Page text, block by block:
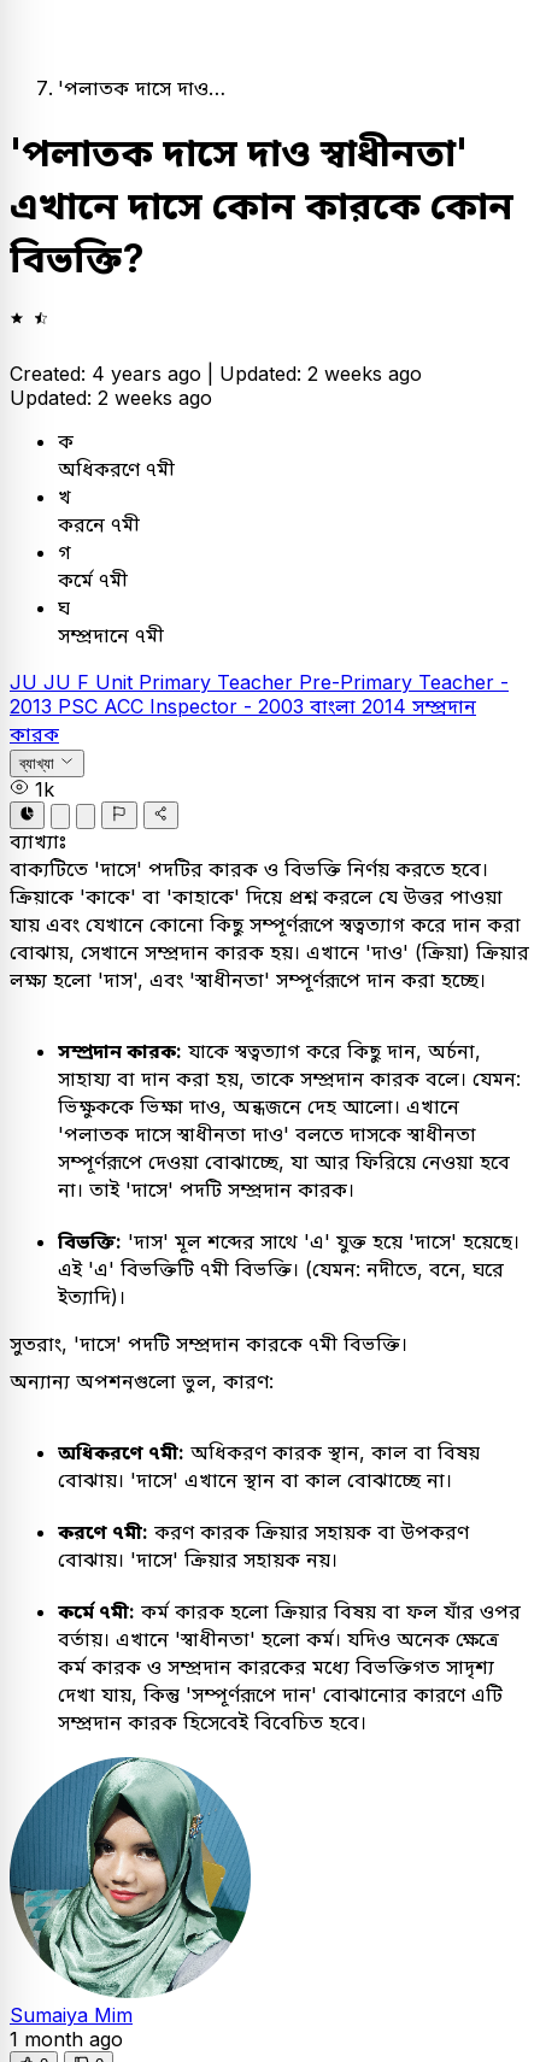
'পলাতক দাসে দাও…
'পলাতক দাসে দাও স্বাধীনতা'
এখানে দাসে কোন কারকে কোন
বিভক্তি?
Created: 4 years ago | Updated: 2 weeks ago
Updated: 2 weeks ago
ক
অধিকরণে ৭মী
খ
করনে ৭মী
গ
কর্মে ৭মী
ঘ
সম্প্রদানে ৭মী
JU JU F Unit Primary Teacher Pre-Primary Teacher -
2013 PSC ACC Inspector - 2003 বাংলা 2014 সম্প্রদান
কারক
ব্যাখ্যা
1k
ব্যাখ্যাঃ
বাক্যটিতে 'দাসে' পদটির কারক ও বিভক্তি নির্ণয় করতে হবে।
ক্রিয়াকে 'কাকে' বা 'কাহাকে' দিয়ে প্রশ্ন করলে যে উত্তর পাওয়া
যায় এবং যেখানে কোনো কিছু সম্পূর্ণরূপে স্বত্বত্যাগ করে দান করা
বোঝায়, সেখানে সম্প্রদান কারক হয়। এখানে 'দাও' (ক্রিয়া) ক্রিয়ার
লক্ষ্য হলো 'দাস', এবং 'স্বাধীনতা' সম্পূর্ণরূপে দান করা হচ্ছে।
সম্প্রদান কারক: যাকে স্বত্বত্যাগ করে কিছু দান, অর্চনা,
সাহায্য বা দান করা হয়, তাকে সম্প্রদান কারক বলে। যেমন:
ভিক্ষুককে ভিক্ষা দাও, অন্ধজনে দেহ আলো। এখানে
'পলাতক দাসে স্বাধীনতা দাও' বলতে দাসকে স্বাধীনতা
সম্পূর্ণরূপে দেওয়া বোঝাচ্ছে, যা আর ফিরিয়ে নেওয়া হবে
না। তাই 'দাসে' পদটি সম্প্রদান কারক।
বিভক্তি: 'দাস' মূল শব্দের সাথে 'এ' যুক্ত হয়ে 'দাসে' হয়েছে।
এই 'এ' বিভক্তিটি ৭মী বিভক্তি। (যেমন: নদীতে, বনে, ঘরে
ইত্যাদি)।
সুতরাং, 'দাসে' পদটি সম্প্রদান কারকে ৭মী বিভক্তি।
অন্যান্য অপশনগুলো ভুল, কারণ:
অধিকরণে ৭মী: অধিকরণ কারক স্থান, কাল বা বিষয়
বোঝায়। 'দাসে' এখানে স্থান বা কাল বোঝাচ্ছে না।
করণে ৭মী: করণ কারক ক্রিয়ার সহায়ক বা উপকরণ
বোঝায়। 'দাসে' ক্রিয়ার সহায়ক নয়।
কর্মে ৭মী: কর্ম কারক হলো ক্রিয়ার বিষয় বা ফল যাঁর ওপর
বর্তায়। এখানে 'স্বাধীনতা' হলো কর্ম। যদিও অনেক ক্ষেত্রে
কর্ম কারক ও সম্প্রদান কারকের মধ্যে বিভক্তিগত সাদৃশ্য
দেখা যায়, কিন্তু 'সম্পূর্ণরূপে দান' বোঝানোর কারণে এটি
সম্প্রদান কারক হিসেবেই বিবেচিত হবে।
Sumaiya Mim
1 month ago